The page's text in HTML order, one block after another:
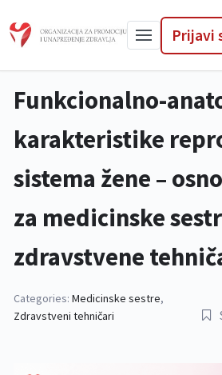
Prijavi
Funkcionalno-
karakteristike
sistema žene –
za medicinske
zdravstvene
Categories:Medicinske sestre,
Zdravstveni tehničari